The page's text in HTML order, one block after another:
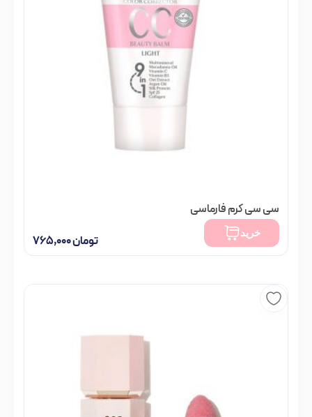
سی سی کرم فارماسی
تومان
تومان۷۹۸,۰۰۰ خرید